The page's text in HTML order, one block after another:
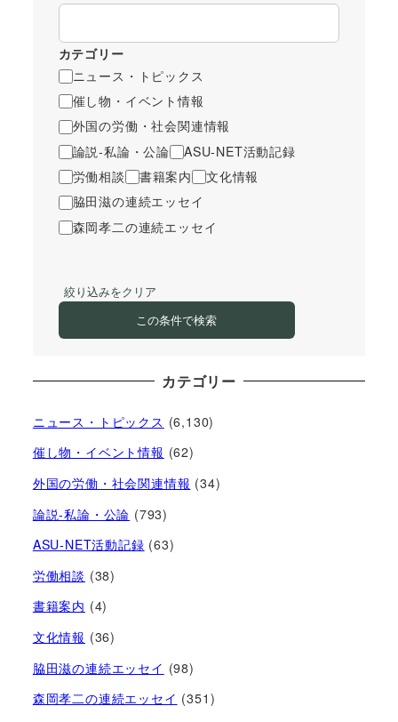
カテゴリー
ニュース・トピックス
催し物・イベント情報
外国の労働・社会関連情報
論説-私論・公論
ASU-NET活動記録
労働相談
書籍案内
文化情報
脇田滋の連続エッセイ
森岡孝二の連続エッセイ
絞り込みをクリア
この条件で検索
カテゴリー
ニュース・トピックス (6,130)
催し物・イベント情報 (62)
外国の労働・社会関連情報 (34)
論説-私論・公論 (793)
ASU-NET活動記録 (63)
労働相談 (38)
書籍案内 (4)
文化情報 (36)
脇田滋の連続エッセイ (98)
森岡孝二の連続エッセイ (351)